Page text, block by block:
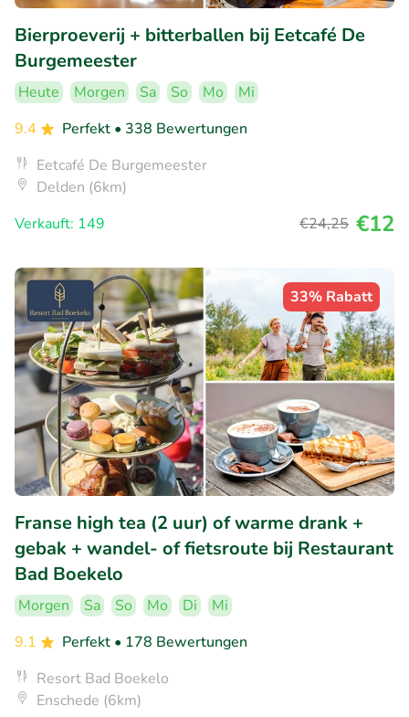
Bierproeverij + bitterballen bij Eetcafé De
Burgemeester
Heute Morgen Sa So Mo
Mi
9.4
Perfekt • 338 Bewertungen
Eetcafé De Burgemeester
Delden (6km)
Verkauft: 149
€24,25 €12
33% Rabatt
Franse high tea (2 uur) of warme drank +
gebak + wandel- of fietsroute bij Restaurant
Bad Boekelo
Morgen Sa So Mo Di
Mi
9.1
Perfekt • 178 Bewertungen
Resort Bad Boekelo
Enschede (6km)